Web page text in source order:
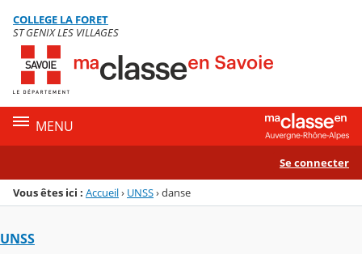
Menu de la rubrique
Contenu
COLLEGE LA FORET
ST GENIX LES VILLAGES
MENU
Se connecter
Vous êtes ici : Accueil› UNSS›danse
UNSS